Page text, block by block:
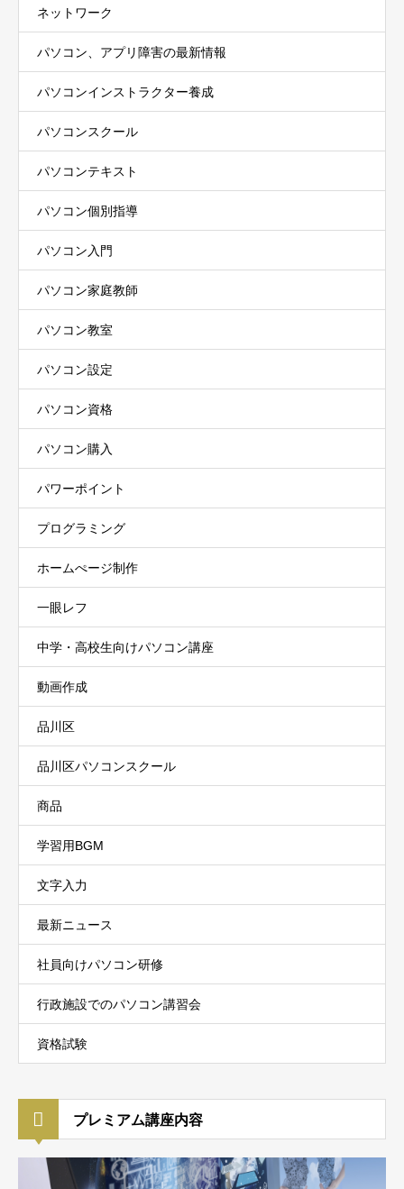
ネットワーク
パソコン、アプリ障害の最新情報
パソコンインストラクター養成
パソコンスクール
パソコンテキスト
パソコン個別指導
パソコン入門
パソコン家庭教師
パソコン教室
パソコン設定
パソコン資格
パソコン購入
パワーポイント
プログラミング
ホームぺージ制作
一眼レフ
中学・高校生向けパソコン講座
動画作成
品川区
品川区パソコンスクール
商品
学習用BGM
文字入力
最新ニュース
社員向けパソコン研修
行政施設でのパソコン講習会
資格試験
プレミアム講座内容